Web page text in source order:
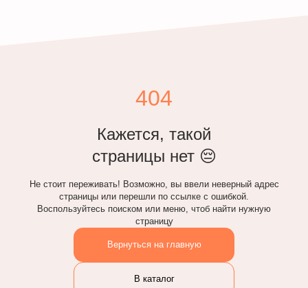
404
Кажется, такой
страницы нет 😔
Не стоит переживать! Возможно, вы ввели неверный адрес
страницы или перешли по ссылке с ошибкой.
Воспользуйтесь поиском или меню, чтоб найти нужную
страницу
Вернуться на главную
В каталог